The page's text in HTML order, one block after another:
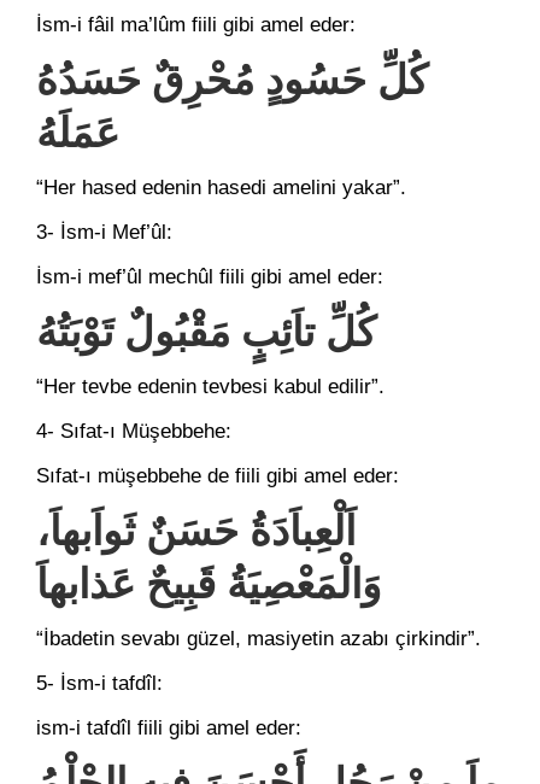
İsm-i fâil ma’lûm fiili gibi amel eder:
كُلِّ حَسُودٍ مُحْرِقٌ حَسَدُهُ
عَمَلَهُ
“Her hased edenin hasedi amelini yakar”.
3- İsm-i Mef’ûl:
İsm-i mef’ûl mechûl fiili gibi amel eder:
كُلِّ تاَئِبٍ مَقْبُولٌ تَوْبَتُهُ
“Her tevbe edenin tevbesi kabul edilir”.
4- Sıfat-ı Müşebbehe:
Sıfat-ı müşebbehe de fiili gibi amel eder:
اَلْعِباَدَةُ حَسَنٌ ثَواَبهاَ،
وَالْمَعْصِيَةُ قَبِيحٌ عَذابهاَ
“İbadetin sevabı güzel, masiyetin azabı çirkindir”.
5- İsm-i tafdîl:
ism-i tafdîl fiili gibi amel eder: